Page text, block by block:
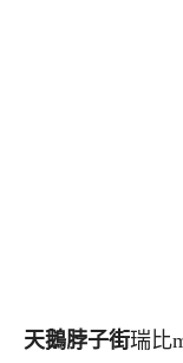
天鵝脖子街瑞比